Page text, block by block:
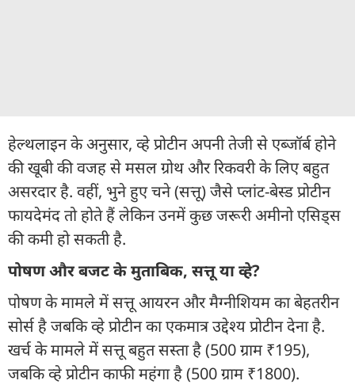
हेल्थलाइन के अनुसार, व्हे प्रोटीन अपनी तेजी से एब्जॉर्ब होने
की खूबी की वजह से मसल ग्रोथ और रिकवरी के लिए बहुत
असरदार है. वहीं, भुने हुए चने (सत्तू) जैसे प्लांट-बेस्ड प्रोटीन
फायदेमंद तो होते हैं लेकिन उनमें कुछ जरूरी अमीनो एसिड्स
की कमी हो सकती है.
पोषण और बजट के मुताबिक, सत्तू या व्हे?
पोषण के मामले में सत्तू आयरन और मैग्नीशियम का बेहतरीन
सोर्स है जबकि व्हे प्रोटीन का एकमात्र उद्देश्य प्रोटीन देना है.
खर्च के मामले में सत्तू बहुत सस्ता है (500 ग्राम ₹195),
जबकि व्हे प्रोटीन काफी महंगा है (500 ग्राम ₹1800).